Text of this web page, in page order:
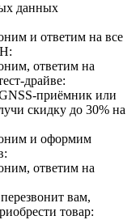
данных
и ответим на все
ответим на
драйве:
приёмник или
скидку до 30% на
и оформим
ответим на
вам,
товар: